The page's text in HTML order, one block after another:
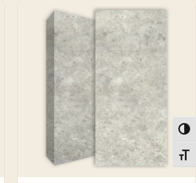
הפעל/כבה ניגודיות גבוהה
מתג גודל גופן